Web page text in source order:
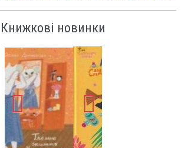
Книжкові новинки